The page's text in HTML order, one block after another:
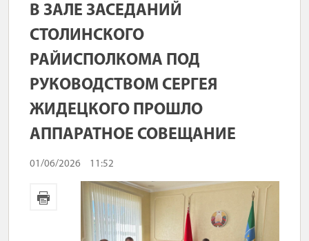
В ЗАЛЕ ЗАСЕДАНИЙ
СТОЛИНСКОГО
РАЙИСПОЛКОМА ПОД
РУКОВОДСТВОМ СЕРГЕЯ
ЖИДЕЦКОГО ПРОШЛО
АППАРАТНОЕ СОВЕЩАНИЕ
01/06/2026 11:52